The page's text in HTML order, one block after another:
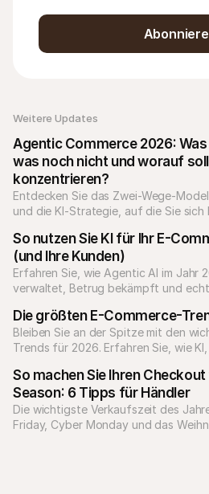
Weitere Updates
Agentic Commerce 2026:
was noch nicht und worauf
konzentrieren?
Entdecken Sie das Zwei-Wege-
und die KI-Strategie, auf die Sie
So nutzen Sie KI für Ihr E-
(und Ihre Kunden)
Erfahren Sie, wie Agentic AI im Jahr
verwaltet, Betrug bekämpft und
Die größten E-Commerce-
Bleiben Sie an der Spitze mit den
Trends für 2026. Erfahren Sie, wie
So machen Sie Ihren
Season: 6 Tipps für Händler
Die wichtigste Verkaufszeit des
Friday, Cyber Monday und das